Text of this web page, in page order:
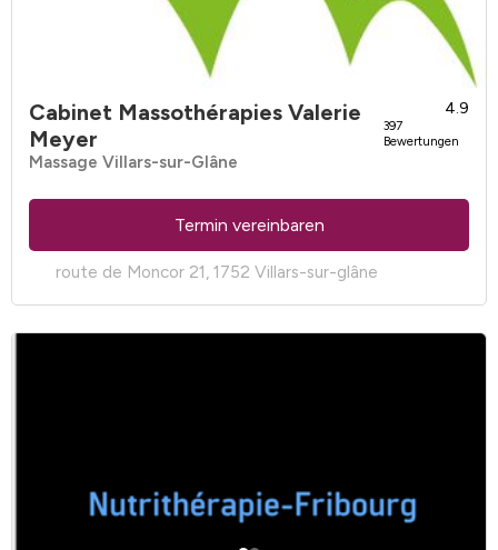
Cabinet Massothérapies Valerie
Meyer
4.9
397
Bewertungen
Massage Villars-sur-Glâne
route de Moncor 21, 1752 Villars-sur-glâne
Termin vereinbaren